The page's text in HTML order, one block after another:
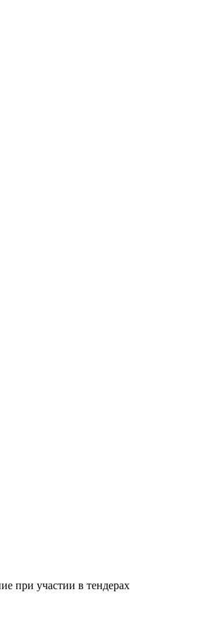
при участии в тендерах